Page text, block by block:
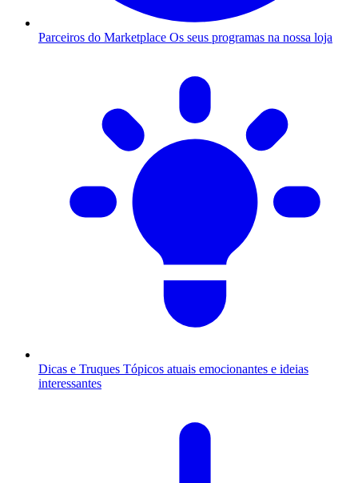
Parceiros do Marketplace Os seus programas na nossa loja
Dicas e Truques Tópicos atuais emocionantes e ideias
interessantes